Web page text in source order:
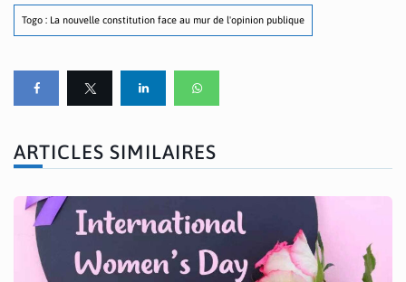
Togo : La nouvelle constitution face au mur de l'opinion publique
ARTICLES SIMILAIRES